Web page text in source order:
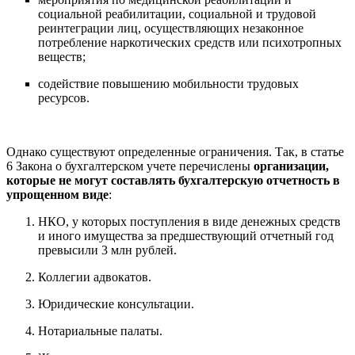
социальной реабилитации, социальной и трудовой
реинтеграции лиц, осуществляющих незаконное
потребление наркотических средств или психотропных
веществ;
содействие повышению мобильности трудовых
ресурсов.
Однако существуют определенные ограничения. Так, в статье
6 Закона о бухгалтерском учете перечислены организации,
которые не могут составлять бухгалтерскую отчетность в
упрощенном виде:
НКО, у которых поступления в виде денежных средств
и иного имущества за предшествующий отчетный год
превысили 3 млн рублей.
Коллегии адвокатов.
Юридические консультации.
Нотариальные палаты.